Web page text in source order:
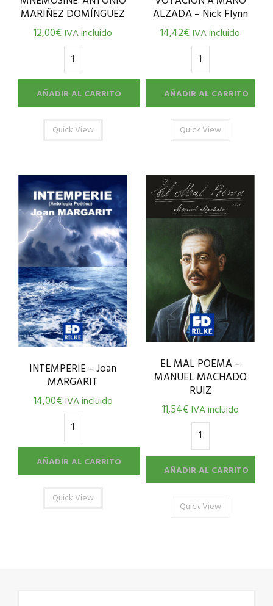
MARIÑEZ DOMÍNGUEZ
12,00€IVA incluido
AÑADIR AL CARRITO
Quick View
ALZADA – Nick Flynn
14,42€IVA incluido
AÑADIR AL CARRITO
Quick View
INTEMPERIE – Joan
MARGARIT
14,00€ IVA incluido
AÑADIR AL CARRITO
Quick View
EL MAL POEMA –
MANUEL MACHADO
RUIZ
11,54€ IVA incluido
AÑADIR AL CARRITO
Quick View